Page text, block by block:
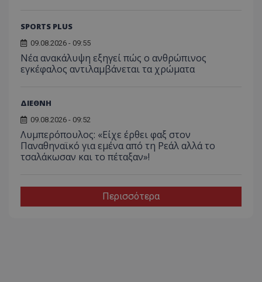
SPORTS PLUS
09.08.2026 - 09:55
Νέα ανακάλυψη εξηγεί πώς ο ανθρώπινος
εγκέφαλος αντιλαμβάνεται τα χρώματα
ΔΙΕΘΝΗ
09.08.2026 - 09:52
Λυμπερόπουλος: «Είχε έρθει φαξ στον
Παναθηναϊκό για εμένα από τη Ρεάλ αλλά το
τσαλάκωσαν και το πέταξαν»!
Περισσότερα